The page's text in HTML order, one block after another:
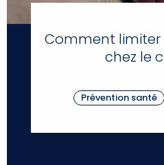
Comment
chez le
Prévention santé